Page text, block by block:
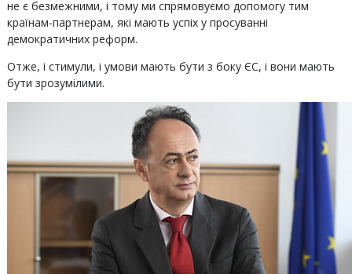
не є безмежними, і тому ми спрямовуємо допомогу тим
країнам-партнерам, які мають успіх у просуванні
демократичних реформ.
Отже, і стимули, і умови мають бути з боку ЄС, і вони мають
бути зрозумілими.